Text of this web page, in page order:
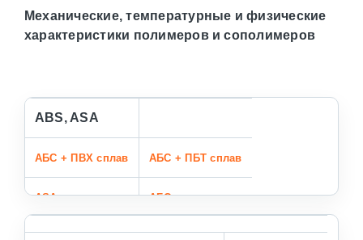
Механические, температурные и физические
характеристики полимеров и сополимеров
ABS, ASA
АБС + ПВХ сплав АБС + ПБТ сплав
ASA – пластик АБС – пластик